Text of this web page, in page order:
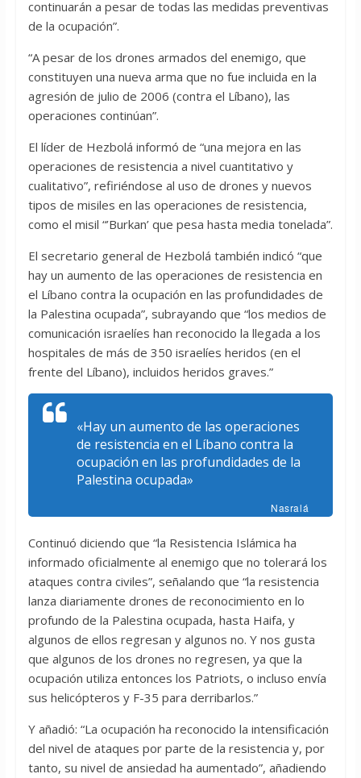
continuarán a pesar de todas las medidas preventivas
de la ocupación”.
“A pesar de los drones armados del enemigo, que
constituyen una nueva arma que no fue incluida en la
agresión de julio de 2006 (contra el Líbano), las
operaciones continúan”.
El líder de Hezbolá informó de “una mejora en las
operaciones de resistencia a nivel cuantitativo y
cualitativo”, refiriéndose al uso de drones y nuevos
tipos de misiles en las operaciones de resistencia,
como el misil “’Burkan’ que pesa hasta media tonelada”.
El secretario general de Hezbolá también indicó “que
hay un aumento de las operaciones de resistencia en
el Líbano contra la ocupación en las profundidades de
la Palestina ocupada”, subrayando que “los medios de
comunicación israelíes han reconocido la llegada a los
hospitales de más de 350 israelíes heridos (en el
frente del Líbano), incluidos heridos graves.”
«Hay un aumento de las operaciones
de resistencia en el Líbano contra la
ocupación en las profundidades de la
Palestina ocupada»
Nasralá
Continuó diciendo que “la Resistencia Islámica ha
informado oficialmente al enemigo que no tolerará los
ataques contra civiles”, señalando que “la resistencia
lanza diariamente drones de reconocimiento en lo
profundo de la Palestina ocupada, hasta Haifa, y
algunos de ellos regresan y algunos no. Y nos gusta
que algunos de los drones no regresen, ya que la
ocupación utiliza entonces los Patriots, o incluso envía
sus helicópteros y F-35 para derribarlos.”
Y añadió: “La ocupación ha reconocido la intensificación
del nivel de ataques por parte de la resistencia y, por
tanto, su nivel de ansiedad ha aumentado”, añadiendo